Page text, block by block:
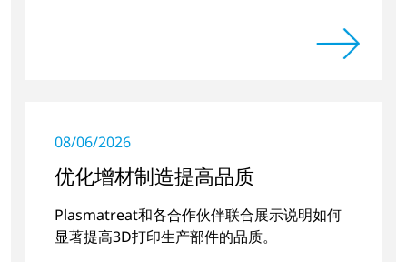
08/06/2026
优化增材制造提高品质
Plasmatreat和各合作伙伴联合展示说明如何
显著提高3D打印生产部件的品质。